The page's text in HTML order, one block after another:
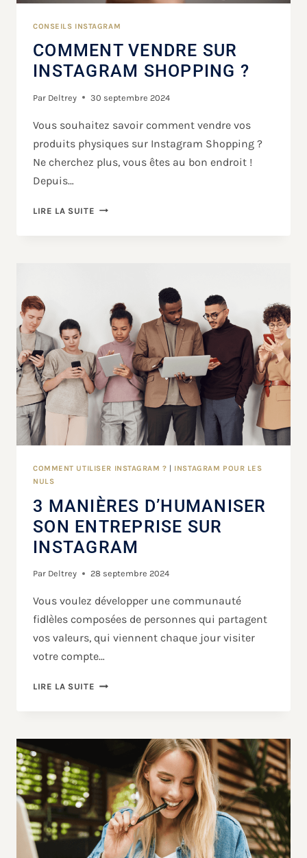
CONSEILS INSTAGRAM
COMMENT VENDRE SUR
INSTAGRAM SHOPPING ?
Par Deltrey 30 septembre 2024
Vous souhaitez savoir comment vendre vos
produits physiques sur Instagram Shopping ?
Ne cherchez plus, vous êtes au bon endroit !
Depuis…
LIRE LA SUITE
COMMENT UTILISER INSTAGRAM ?
INSTAGRAM POUR LES
NULS
3 MANIÈRES D’HUMANISER
SON ENTREPRISE SUR
INSTAGRAM
Par Deltrey 28 septembre 2024
Vous voulez développer une communauté
fidlèles composées de personnes qui partagent
vos valeurs, qui viennent chaque jour visiter
votre compte…
LIRE LA SUITE